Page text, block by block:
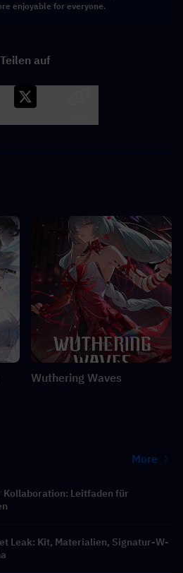
enjoyable for everyone.
Teilen auf
Wuthering Waves
More
Kollaboration: Leitfaden für
Leak: Kit, Materialien, Signatur-W-